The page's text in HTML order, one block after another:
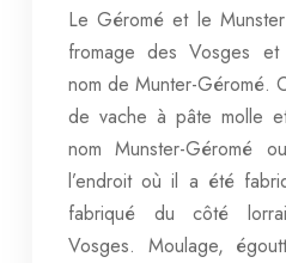
Le Géromé et le
fromage des Vosges
nom de Munter-Géromé.
de vache à pâte molle
nom Munster-Géromé
l’endroit où il a été
fabriqué du côté
Vosges. Moulage,